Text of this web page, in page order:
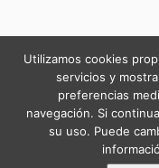
Utilizamos cookies
servicios y
preferencias
navegación. Si
su uso. Puede